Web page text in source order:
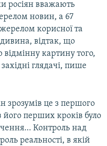
росіян вважають
новин, а 67
корисної та
дивина, відтак, що
картину того,
глядачі, пише
зрозумів це з першого
його перших кроків було
Контроль над
реальності, в якій